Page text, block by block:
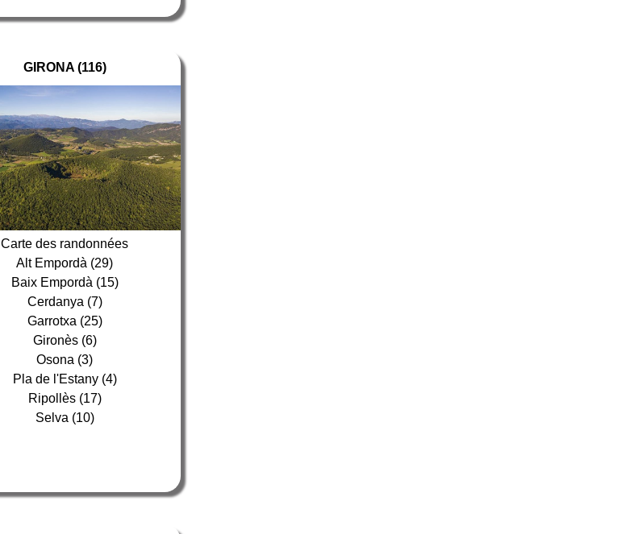
GIRONA (116)
Carte des randonnées
Alt Empordà (29)
Baix Empordà (15)
Cerdanya (7)
Garrotxa (25)
Gironès (6)
Osona (3)
Pla de l'Estany (4)
Ripollès (17)
Selva (10)